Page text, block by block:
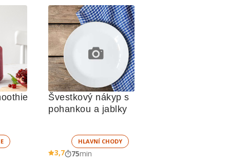
Švestkový nákyp s
pohankou a jablky
HLAVNÍ CHODY
3,7 75min